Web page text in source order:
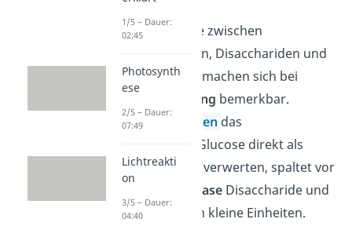
Die Unterschiede zwischen
Monosacchariden, Disacchariden und
Polysacchariden machen sich bei
Ernährung bemerkbar.
Während die
Zellen das
Monosaccharid Glucose direkt als
Energielieferant
verwerten, spaltet vor
-AmylaseDisaccharide und
Polysaccharide in kleine Einheiten.
1/5 – Dauer:
02:45
Photosynth
ese
2/5 – Dauer:
07:49
Lichtreakti
on
3/5 – Dauer:
04:40